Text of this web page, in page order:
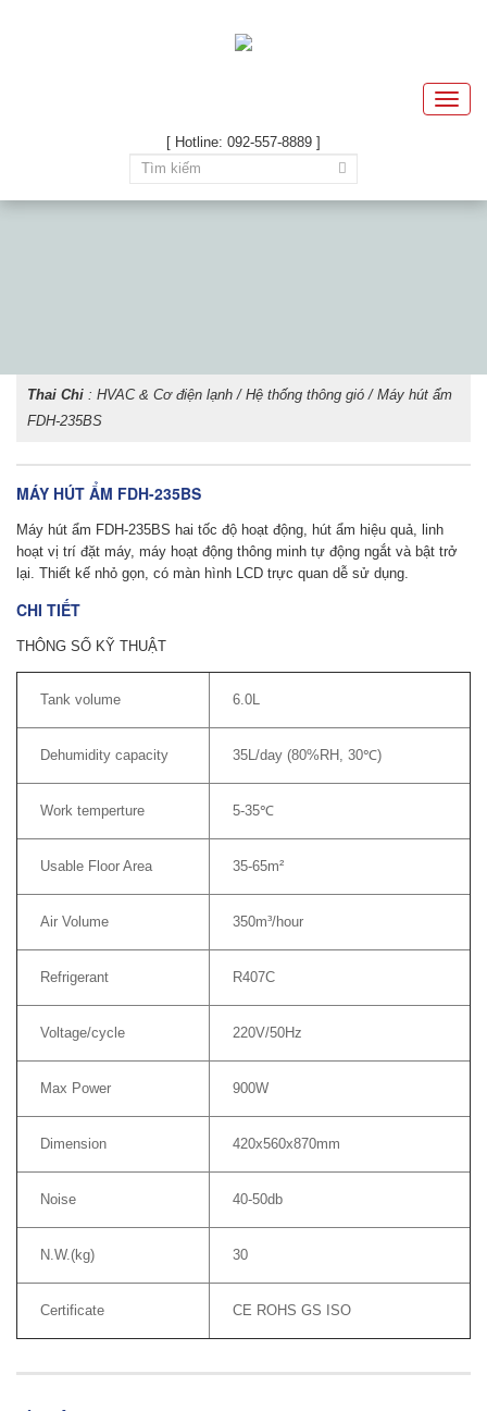
Toggle
[ Hotline: 092-557-8889 ]
Thai Chi : HVAC & Cơ điện lạnh / Hệ thống thông gió / Máy hút ẩm
FDH-235BS
MÁY HÚT ẨM FDH-235BS
Máy hút ẩm FDH-235BS hai tốc độ hoạt động, hút ẩm hiệu quả, linh
hoạt vị trí đặt máy, máy hoạt động thông minh tự động ngắt và bật trở
lại. Thiết kế nhỏ gọn, có màn hình LCD trực quan dễ sử dụng.
CHI TIẾT
THÔNG SỐ KỸ THUẬT
Tank volume 6.0L
Dehumidity capacity 35L/day (80%RH, 30℃)
Work temperture 5-35℃
Usable Floor Area 35-65m²
Air Volume 350m³/hour
Refrigerant R407C
Voltage/cycle 220V/50Hz
Max Power 900W
Dimension 420x560x870mm
Noise 40-50db
N.W.(kg) 30
Certificate CE ROHS GS ISO